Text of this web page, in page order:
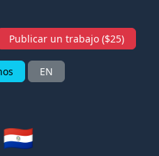
Publicar un trabajo ($25)
EN
🇵🇾